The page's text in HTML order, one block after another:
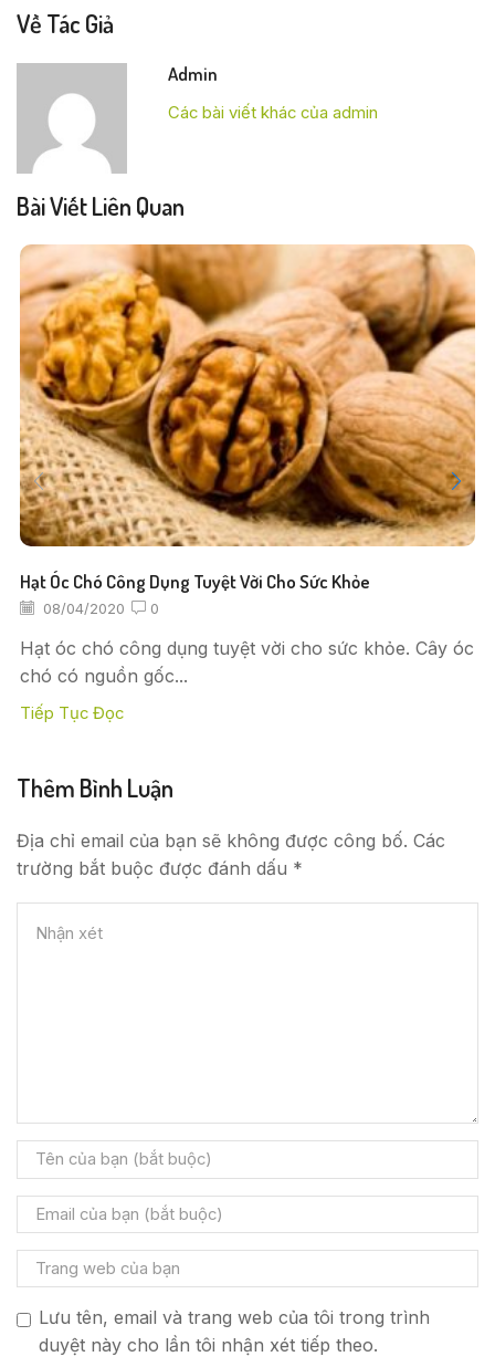
Về Tác Giả
Admin
Các bài viết khác của admin
Bài Viết Liên Quan
Hạt Óc Chó Công Dụng Tuyệt Vời Cho Sức Khỏe
08/04/2020 0
Hạt óc chó công dụng tuyệt vời cho sức khỏe. Cây óc
chó có nguồn gốc...
Tiếp Tục Đọc
Thêm Bình Luận
Địa chỉ email của bạn sẽ không được công bố. Các
trường bắt buộc được đánh dấu *
Lưu tên, email và trang web của tôi trong trình
duyệt này cho lần tôi nhận xét tiếp theo.